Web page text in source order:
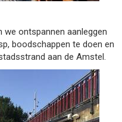
we ontspannen aanleggen
boodschappen te doen en
aan de Amstel.